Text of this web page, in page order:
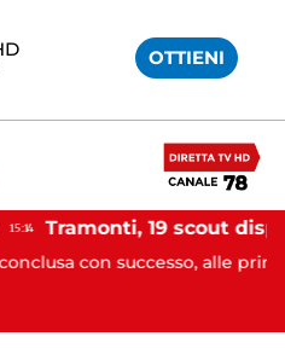
OTTIENI
con successo, alle prime luci